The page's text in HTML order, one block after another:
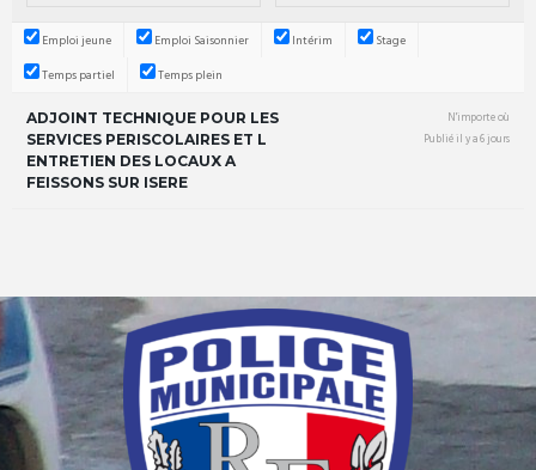
Emploi jeune Emploi Saisonnier Intérim
Stage
Temps partiel
Temps plein
ADJOINT TECHNIQUE POUR LES
SERVICES PERISCOLAIRES ET L
ENTRETIEN DES LOCAUX A
FEISSONS SUR ISERE
N'importe où
Publié il y a 6 jours